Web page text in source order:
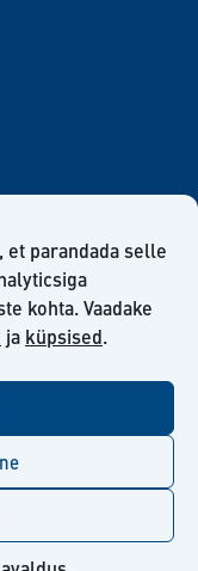
parandada selle
kohta. Vaadake
ja küpsised.